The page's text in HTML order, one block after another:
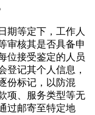
期等定下，工作人
审核其是否具备申
位接受鉴定的人员
登记其个人信息，
份标记，以防混
项、服务类型等无
过邮寄至特定地